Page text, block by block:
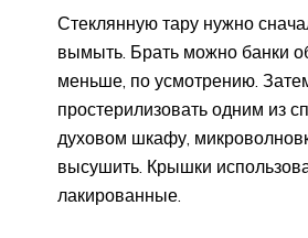
Стеклянную тару нужно
вымыть. Брать можно банки
меньше, по усмотрению.
простерилизовать одним из
духовом шкафу,
высушить. Крышки
лакированные.